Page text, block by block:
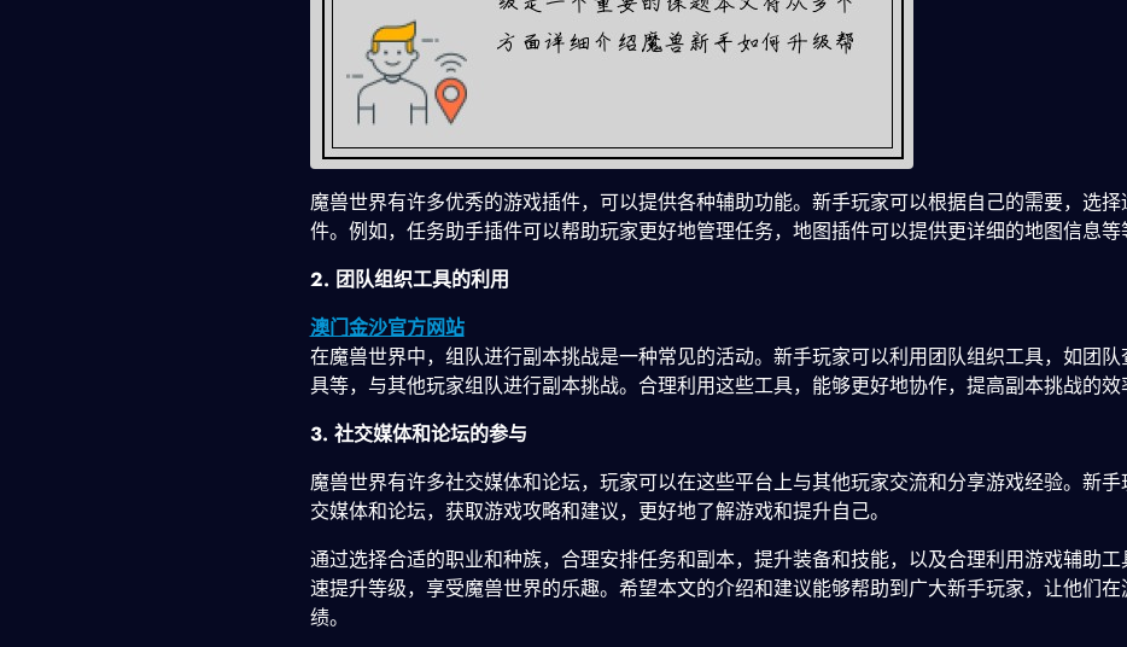
魔兽世界有许多优秀的游戏插件，可以提供各种辅助功能。新手玩家可以根据自己的需要，选
件。例如，任务助手插件可以帮助玩家更好地管理任务，地图插件可以提供更详细的地图信息等
2. 团队组织工具的利用
澳门金沙官方网站
在魔兽世界中，组队进行副本挑战是一种常见的活动。新手玩家可以利用团队组织工具，如团
具等，与其他玩家组队进行副本挑战。合理利用这些工具，能够更好地协作，提高副本挑战的效
3. 社交媒体和论坛的参与
魔兽世界有许多社交媒体和论坛，玩家可以在这些平台上与其他玩家交流和分享游戏经验。新
交媒体和论坛，获取游戏攻略和建议，更好地了解游戏和提升自己。
通过选择合适的职业和种族，合理安排任务和副本，提升装备和技能，以及合理利用游戏辅助
速提升等级，享受魔兽世界的乐趣。希望本文的介绍和建议能够帮助到广大新手玩家，让他们
绩。